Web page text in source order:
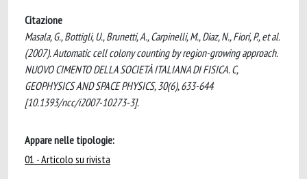
Citazione
Masala, G., Bottigli, U., Brunetti, A., Carpinelli, M., Diaz, N., Fiori, P., et al.
(2007). Automatic cell colony counting by region-growing approach.
NUOVO CIMENTO DELLA SOCIETÀ ITALIANA DI FISICA. C,
GEOPHYSICS AND SPACE PHYSICS, 30(6), 633-644
[10.1393/ncc/i2007-10273-3].
Appare nelle tipologie:
01 - Articolo su rivista